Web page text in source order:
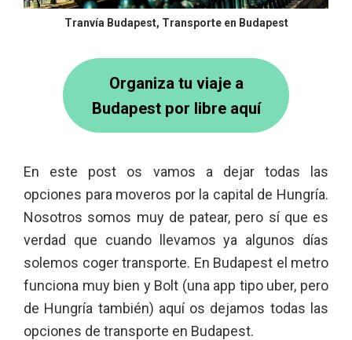
Tranvía Budapest, Transporte en Budapest
Organiza tu viaje a
Budapest por libre aquí
En este post os vamos a dejar todas las
opciones para moveros por la capital de Hungría.
Nosotros somos muy de patear, pero sí que es
verdad que cuando llevamos ya algunos días
solemos coger transporte. En Budapest el metro
funciona muy bien y Bolt (una app tipo uber, pero
de Hungría también) aquí os dejamos todas las
opciones de transporte en Budapest.